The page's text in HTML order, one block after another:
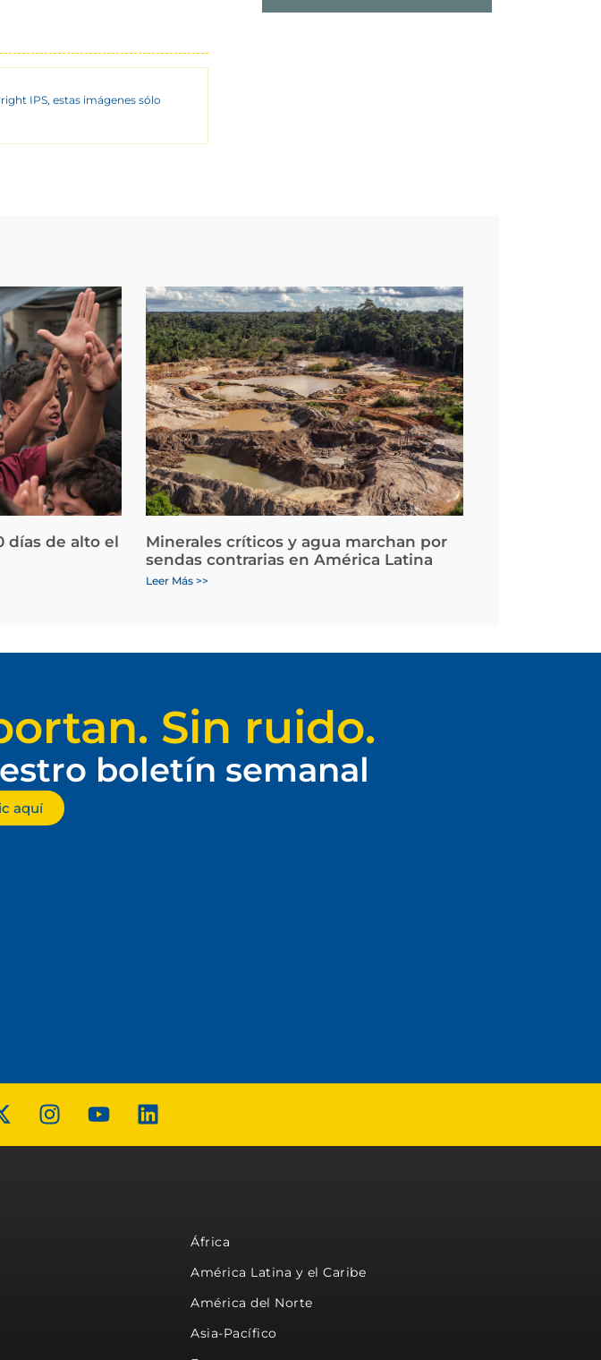
IPS, estas imágenes sólo
días de alto el
Minerales críticos y agua marchan por
sendas contrarias en América Latina
Leer Más >>
Sin ruido.
boletín semanal
aquí
África
América Latina y el Caribe
América del Norte
Asia-Pacífico